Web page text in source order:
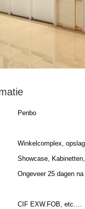
Penbo
Winkelcomplex,
Showcase,
Ongeveer 25 dagen
CIF EXW.FOB, etc….